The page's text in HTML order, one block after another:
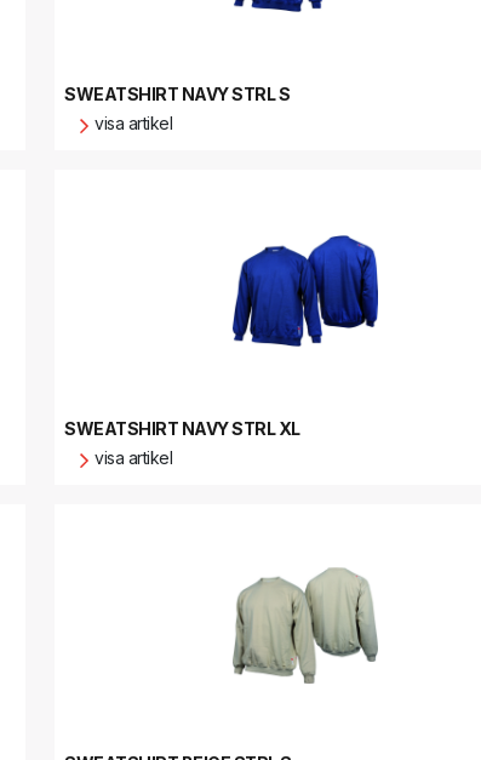
SWEATSHIRT NAVY STRL S
visa artikel
SWEATSHIRT NAVY STRL XL
visa artikel